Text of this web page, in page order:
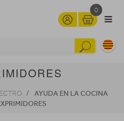
0
AYUDA EN LA COCINA